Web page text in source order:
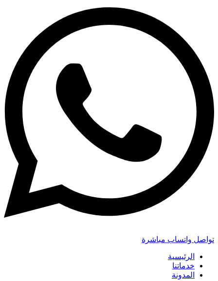
تواصل واتساب مباشرة
الرئيسية
خدماتنا
المدونة